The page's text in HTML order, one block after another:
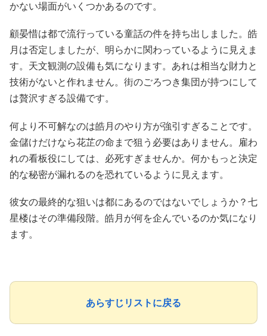
かない場面がいくつかあるのです。
顧晏惜は都で流行っている童話の件を持ち出しました。皓
月は否定しましたが、明らかに関わっているように見えま
す。天文観測の設備も気になります。あれは相当な財力と
技術がないと作れません。街のごろつき集団が持つにして
は贅沢すぎる設備です。
何より不可解なのは皓月のやり方が強引すぎることです。
金儲けだけなら花芷の命まで狙う必要はありません。雇わ
れの看板役にしては、必死すぎませんか。何かもっと決定
的な秘密が漏れるのを恐れているように見えます。
彼女の最終的な狙いは都にあるのではないでしょうか？七
星楼はその準備段階。皓月が何を企んでいるのか気になり
ます。
あらすじリストに戻る